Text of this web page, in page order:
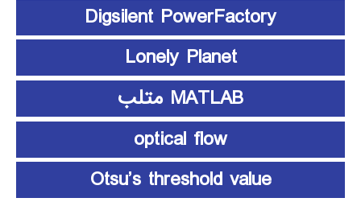
Digsilent PowerFactory
Lonely Planet
MATLAB متلب
optical flow
Otsu’s threshold value